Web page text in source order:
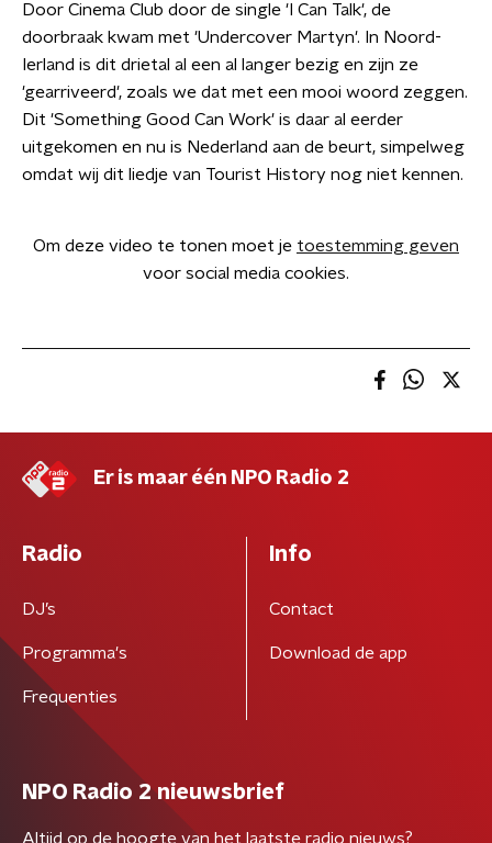
Door Cinema Club door de single 'I Can Talk', de
doorbraak kwam met 'Undercover Martyn'. In Noord-
Ierland is dit drietal al een al langer bezig en zijn ze
'gearriveerd', zoals we dat met een mooi woord zeggen.
Dit 'Something Good Can Work' is daar al eerder
uitgekomen en nu is Nederland aan de beurt, simpelweg
omdat wij dit liedje van Tourist History nog niet kennen.
Om deze video te tonen moet je toestemming geven
voor social media cookies.
Er is maar één NPO Radio 2
Radio
DJ’s
Programma's
Frequenties
Info
Contact
Download de app
NPO Radio 2 nieuwsbrief
Altijd op de hoogte van het laatste radio nieuws?